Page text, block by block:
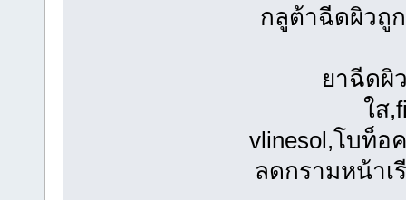
กลูต้าฉีดผิวถู
ยาฉีดผิ
ใส
vlinesol,โบท็อ
ลดกรามหน้า